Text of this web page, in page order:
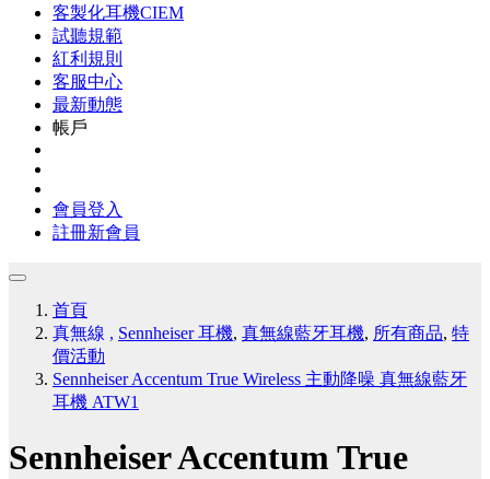
客製化耳機CIEM
試聽規範
紅利規則
客服中心
最新動態
帳戶
會員登入
註冊新會員
首頁
真無線 , Sennheiser 耳機, 真無線藍牙耳機, 所有商品, 特
價活動
Sennheiser Accentum True Wireless 主動降噪 真無線藍牙
耳機 ATW1
Sennheiser Accentum True